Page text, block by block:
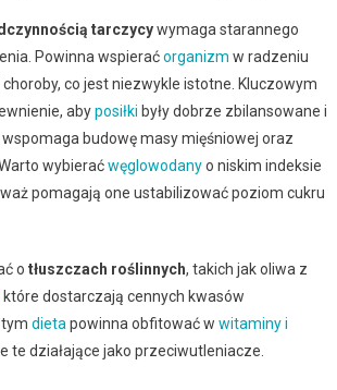
tarczycywymaga starannego
Powinna wspieraćorganizm w radzeniu
co jest niezwykle istotne. Kluczowym
abyposiłki były dobrze zbilansowane i
budowę masy mięśniowej oraz
wybieraćwęglowodanyo niskim indeksie
pomagają one ustabilizować poziom cukru
o tłuszczach roślinnych, takich jak oliwa z
które dostarczają cennych kwasów
dietapowinna obfitować w witaminy i
te działające jako przeciwutleniacze.